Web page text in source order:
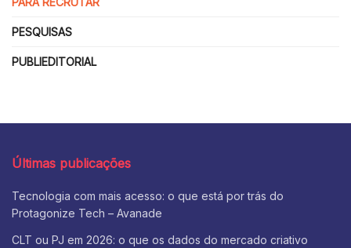
PESQUISAS
PUBLIEDITORIAL
Últimas publicações
Tecnologia com mais acesso: o que está por trás do
Protagonize Tech – Avanade
CLT ou PJ em 2026: o que os dados do mercado criativo